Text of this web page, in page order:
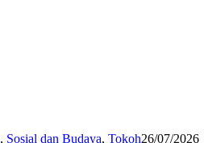
, Sosial dan Budaya, Tokoh26/07/2026